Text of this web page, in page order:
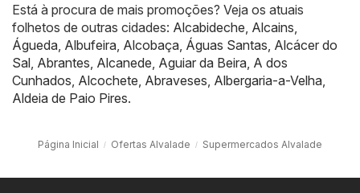
Está à procura de mais promoções? Veja os atuais
folhetos de outras cidades: Alcabideche Alcains
Águeda Albufeira Alcobaça Águas Santas Alcácer do
Sal Abrantes Alcanede Aguiar da Beira A dos
Cunhados Alcochete Abraveses Albergaria-a-Velha
Aldeia de Paio Pires.
Página Inicial Ofertas Alvalade Supermercados Alvalade